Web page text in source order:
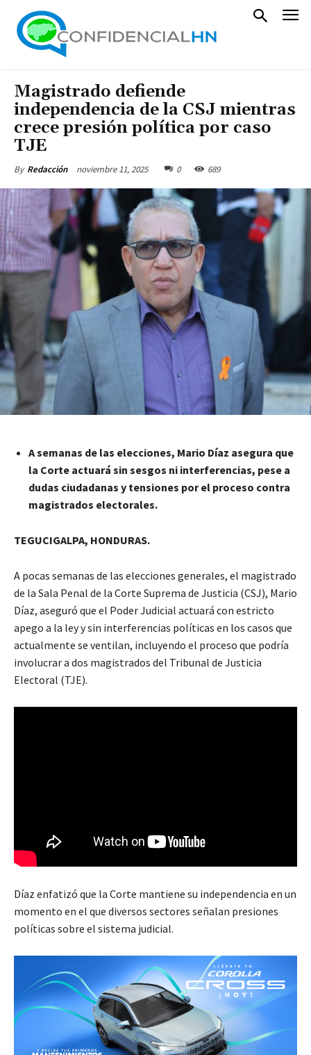
Magistrado defiende
independencia de la CSJ mientras
crece presión política por caso
TJE
By Redacción noviembre 11, 2025 0 689
A semanas de las elecciones, Mario Díaz asegura que
la Corte actuará sin sesgos ni interferencias, pese a
dudas ciudadanas y tensiones por el proceso contra
magistrados electorales.
TEGUCIGALPA, HONDURAS.
A pocas semanas de las elecciones generales, el magistrado
de la Sala Penal de la Corte Suprema de Justicia (CSJ), Mario
Díaz, aseguró que el Poder Judicial actuará con estricto
apego a la ley y sin interferencias políticas en los casos que
actualmente se ventilan, incluyendo el proceso que podría
involucrar a dos magistrados del Tribunal de Justicia
Electoral (TJE).
Díaz enfatizó que la Corte mantiene su independencia en un
momento en el que diversos sectores señalan presiones
políticas sobre el sistema judicial.